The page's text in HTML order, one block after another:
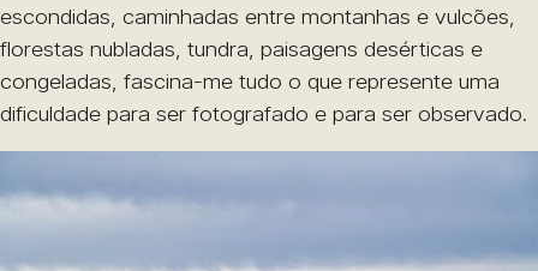
escondidas, caminhadas entre montanhas e vulcões,
florestas nubladas, tundra, paisagens desérticas e
congeladas, fascina-me tudo o que represente uma
dificuldade para ser fotografado e para ser observado.